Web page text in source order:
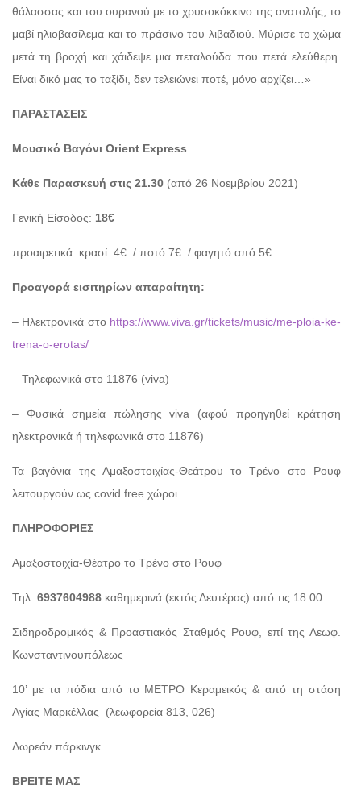
θάλασσας και του ουρανού με το χρυσοκόκκινο της ανατολής, το
μαβί ηλιοβασίλεμα και το πράσινο του λιβαδιού. Μύρισε το χώμα
μετά τη βροχή και χάιδεψε μια πεταλούδα που πετά ελεύθερη.
Είναι δικό μας το ταξίδι, δεν τελειώνει ποτέ, μόνο αρχίζει…»
ΠΑΡΑΣΤΑΣΕΙΣ
Μουσικό Βαγόνι Orient Express
Κάθε Παρασκευή στις 21.30 (από 26 Νοεμβρίου 2021)
Γενική Είσοδος: 18€
προαιρετικά: κρασί 4€ / ποτό 7€ / φαγητό από 5€
Προαγορά εισιτηρίων απαραίτητη:
– Ηλεκτρονικά στο https://www.viva.gr/tickets/music/me-ploia-ke-
trena-o-erotas/
– Τηλεφωνικά στο 11876 (viva)
– Φυσικά σημεία πώλησης viva (αφού προηγηθεί κράτηση
ηλεκτρονικά ή τηλεφωνικά στο 11876)
Τα βαγόνια της Αμαξοστοιχίας-Θεάτρου το Τρένο στο Ρουφ
λειτουργούν ως covid free χώροι
ΠΛΗΡΟΦΟΡΙΕΣ
Αμαξοστοιχία-Θέατρο το Τρένο στο Ρουφ
Τηλ. 6937604988 καθημερινά (εκτός Δευτέρας) από τις 18.00
Σιδηροδρομικός & Προαστιακός Σταθμός Ρουφ, επί της Λεωφ.
Κωνσταντινουπόλεως
10’ με τα πόδια από το ΜΕΤΡΟ Κεραμεικός & από τη στάση
Αγίας Μαρκέλλας
(λεωφορεία 813, 026)
Δωρεάν πάρκινγκ
ΒΡΕΙΤΕ ΜΑΣ